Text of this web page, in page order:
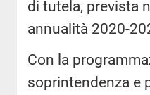
di tutela, prevista
annualità 2020-
Con la
soprintendenza e